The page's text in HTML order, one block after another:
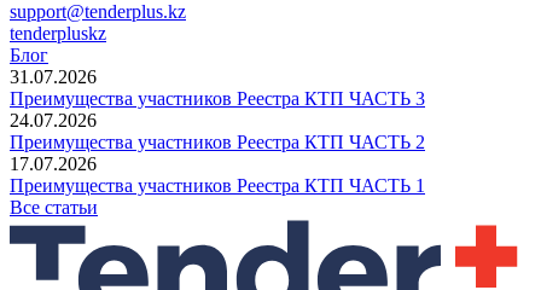
support@tenderplus.kz
tenderpluskz
Блог
31.07.2026
Преимущества участников Реестра КТП ЧАСТЬ 3
24.07.2026
Преимущества участников Реестра КТП ЧАСТЬ 2
17.07.2026
Преимущества участников Реестра КТП ЧАСТЬ 1
Все статьи